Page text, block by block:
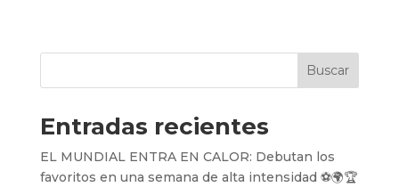
Buscar
Entradas recientes
EL MUNDIAL ENTRA EN CALOR: Debutan los
favoritos en una semana de alta intensidad ⚽️🌍🏆